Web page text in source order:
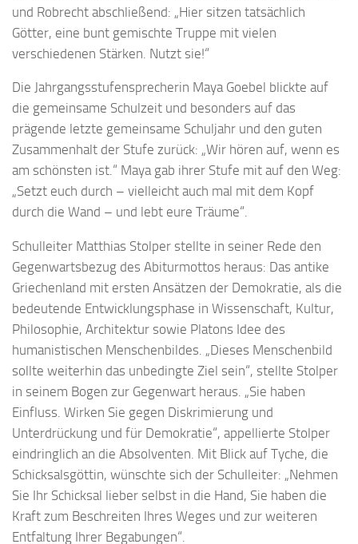
und Robrecht abschließend: „Hier sitzen tatsächlich
Götter, eine bunt gemischte Truppe mit vielen
verschiedenen Stärken. Nutzt sie!“
Die Jahrgangsstufensprecherin Maya Goebel blickte auf
die gemeinsame Schulzeit und besonders auf das
prägende letzte gemeinsame Schuljahr und den guten
Zusammenhalt der Stufe zurück: „Wir hören auf, wenn es
am schönsten ist.“ Maya gab ihrer Stufe mit auf den Weg:
„Setzt euch durch – vielleicht auch mal mit dem Kopf
durch die Wand – und lebt eure Träume“.
Schulleiter Matthias Stolper stellte in seiner Rede den
Gegenwartsbezug des Abiturmottos heraus: Das antike
Griechenland mit ersten Ansätzen der Demokratie, als die
bedeutende Entwicklungsphase in Wissenschaft, Kultur,
Philosophie, Architektur sowie Platons Idee des
humanistischen Menschenbildes. „Dieses Menschenbild
sollte weiterhin das unbedingte Ziel sein“, stellte Stolper
in seinem Bogen zur Gegenwart heraus. „Sie haben
Einfluss. Wirken Sie gegen Diskrimierung und
Unterdrückung und für Demokratie“, appellierte Stolper
eindringlich an die Absolventen. Mit Blick auf Tyche, die
Schicksalsgöttin, wünschte sich der Schulleiter: „Nehmen
Sie Ihr Schicksal lieber selbst in die Hand, Sie haben die
Kraft zum Beschreiten Ihres Weges und zur weiteren
Entfaltung Ihrer Begabungen“.